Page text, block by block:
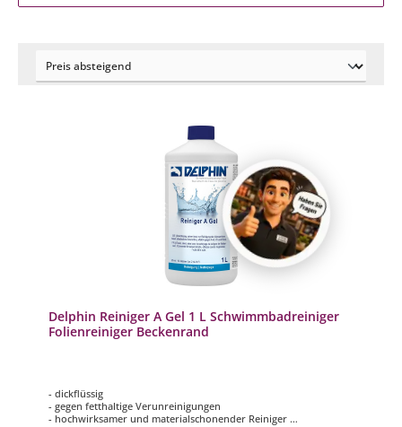
Delphin Reiniger A Gel 1 L Schwimmbadreiniger
Folienreiniger Beckenrand
- dickflüssig
- gegen fetthaltige Verunreinigungen
- hochwirksamer und materialschonender Reiniger